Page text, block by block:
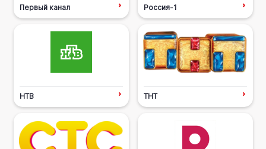
Первый канал Россия-1
НТВ ТНТ